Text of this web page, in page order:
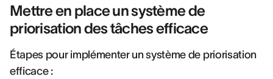
Mettre en place un système de
priorisation des tâches efficace
Étapes pour implémenter un système de priorisation
efficace :